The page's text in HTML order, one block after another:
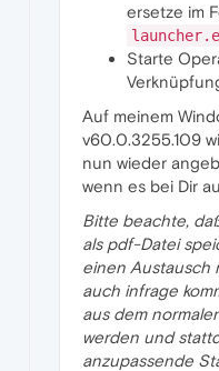
ersetze im
Starte
Auf meinem
v60.0.3255.109
nun wieder
wenn es bei Dir
Bitte beachte,
als pdf-Datei
einen Austausch
auch infrage
aus dem
werden und
anzupassende